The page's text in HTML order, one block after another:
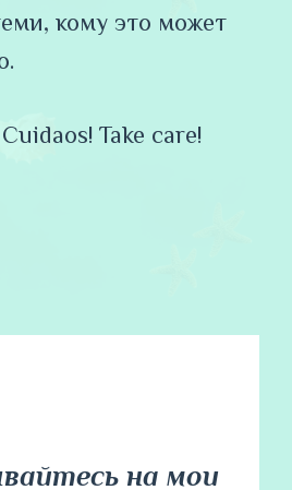
кому это может
Take care!
на мои